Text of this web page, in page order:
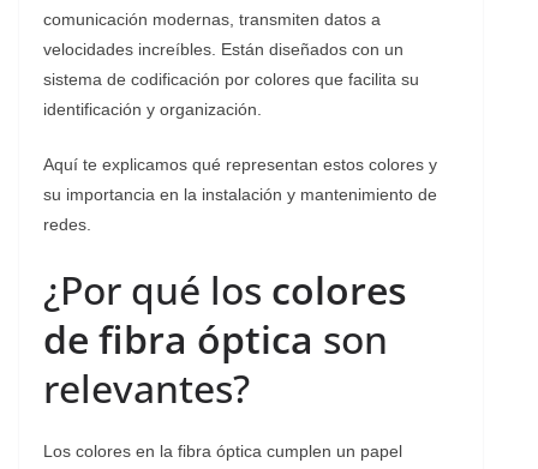
comunicación modernas, transmiten datos a
velocidades increíbles. Están diseñados con un
sistema de codificación por colores que facilita su
identificación y organización.
Aquí te explicamos qué representan estos colores y
su importancia en la instalación y mantenimiento de
redes.
¿Por qué los colores
de fibra óptica son
relevantes?
Los colores en la fibra óptica cumplen un papel